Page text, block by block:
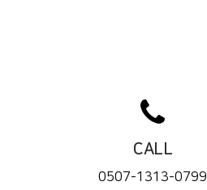
CALL
0507-1313-0799